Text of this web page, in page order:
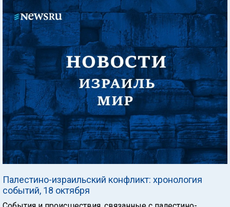
Палестино-израильский конфликт: хронология
событий, 18 октября